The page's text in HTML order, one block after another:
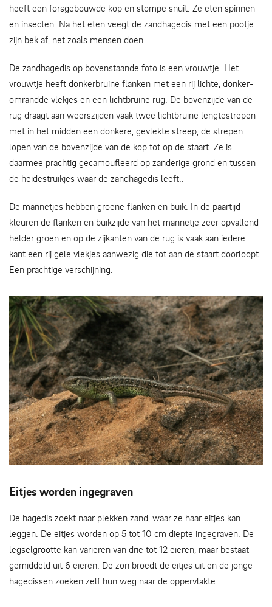
heeft een forsgebouwde kop en stompe snuit. Ze eten spinnen
en insecten. Na het eten veegt de zandhagedis met een pootje
zijn bek af, net zoals mensen doen…
De zandhagedis op bovenstaande foto is een vrouwtje. Het
vrouwtje heeft donkerbruine flanken met een rij lichte, donker-
omrandde vlekjes en een lichtbruine rug. De bovenzijde van de
rug draagt aan weerszijden vaak twee lichtbruine lengtestrepen
met in het midden een donkere, gevlekte streep, de strepen
lopen van de bovenzijde van de kop tot op de staart. Ze is
daarmee prachtig gecamoufleerd op zanderige grond en tussen
de heidestruikjes waar de zandhagedis leeft..
De mannetjes hebben groene flanken en buik. In de paartijd
kleuren de flanken en buikzijde van het mannetje zeer opvallend
helder groen en op de zijkanten van de rug is vaak aan iedere
kant een rij gele vlekjes aanwezig die tot aan de staart doorloopt.
Een prachtige verschijning.
Eitjes worden ingegraven
De hagedis zoekt naar plekken zand, waar ze haar eitjes kan
leggen. De eitjes worden op 5 tot 10 cm diepte ingegraven. De
legselgrootte kan variëren van drie tot 12 eieren, maar bestaat
gemiddeld uit 6 eieren. De zon broedt de eitjes uit en de jonge
hagedissen zoeken zelf hun weg naar de oppervlakte.